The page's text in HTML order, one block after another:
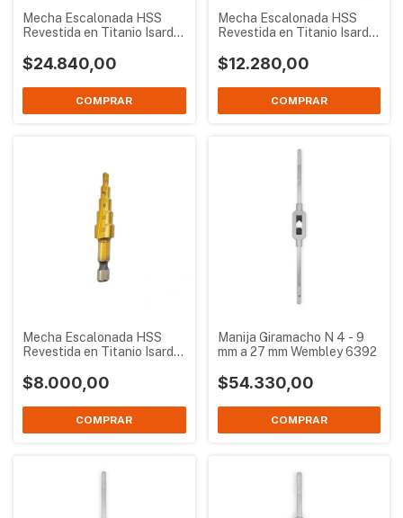
Mecha Escalonada HSS
Revestida en Titanio Isard 4
$24.840,00
Mecha Escalonada HSS
Revestida en Titanio Isard 4
$12.280,00
Mecha Escalonada HSS
Revestida en Titanio Isard 4
$8.000,00
Manija Giramacho N 4 - 9
mm a 27 mm Wembley 6392
$54.330,00